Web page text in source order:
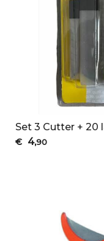
Set 3 Cutter + 20
€ 4,90